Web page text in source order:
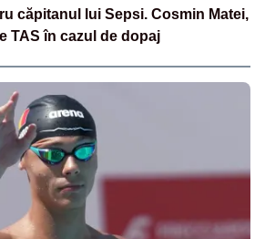
căpitanul lui Sepsi. Cosmin Matei,
TAS în cazul de dopaj